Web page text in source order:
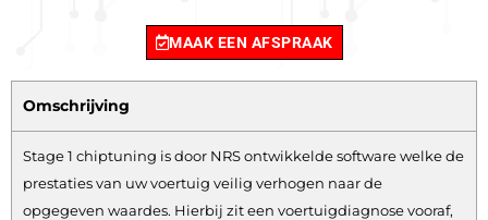
MAAK EEN AFSPRAAK
Omschrijving
Stage 1 chiptuning is door NRS ontwikkelde software welke de
prestaties van uw voertuig veilig verhogen naar de
opgegeven waardes. Hierbij zit een voertuigdiagnose vooraf,